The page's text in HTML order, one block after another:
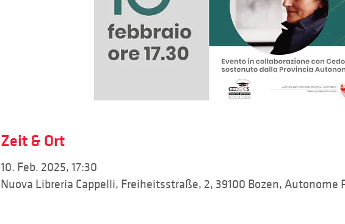
Zeit & Ort
10. Feb. 2025, 17:30
Nuova Libreria Cappelli, Freiheitsstraße, 2, 39100 Bozen,